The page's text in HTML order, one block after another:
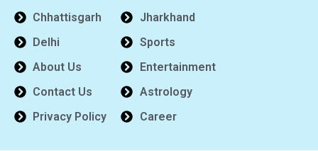
Chhattisgarh
Delhi
About Us
Contact Us
Privacy Policy
Jharkhand
Sports
Entertainment
Astrology
Career